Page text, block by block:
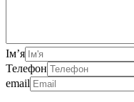
Ім’я
Телефон
email